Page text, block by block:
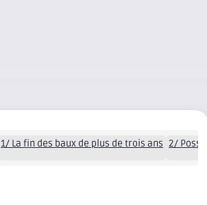
1/ La fin des baux de plus de trois ans 2/